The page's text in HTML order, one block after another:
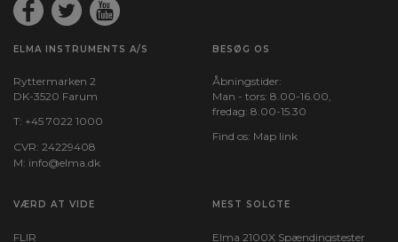
ELMA INSTRUMENTS A/S
Ryttermarken 2
DK-3520 Farum
T: +45 7022 1000
CVR: 24229408
M: info@elma.dk
BESØG OS
Åbningstider:
Man - tors: 8.00-16.00,
fredag: 8.00-15.30
Find os: Map link
VÆRD AT VIDE
FLIR
MEST SOLGTE
Elma 2100X Spændingstester